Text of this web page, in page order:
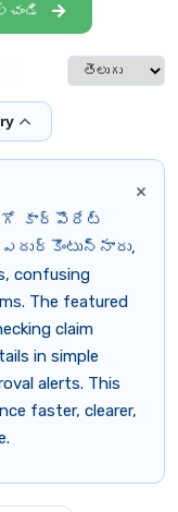
Select
×
కార్పొరేట్
confusing
The featured
claim
in simple
alerts. This
faster, clearer,